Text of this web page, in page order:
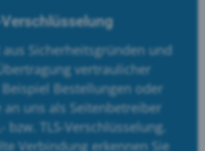
aus Sicherheitsgründen und
vertraulicher
Bestellungen oder
an uns als Seitenbetreiber
bzw. TLS-Verschlüsselung.
Verbindung erkennen Sie